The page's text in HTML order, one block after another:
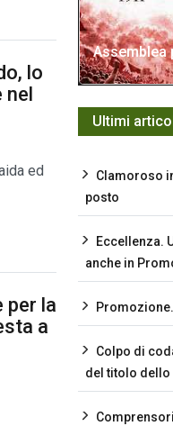
lo
ed
per la
a
Assemblea
Ultimi
Clamoroso
posto
Eccellenza.
anche in
Colpo di
del titolo